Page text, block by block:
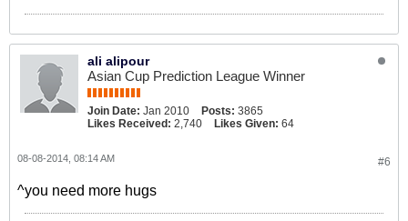
ali alipour
Asian Cup Prediction League Winner
Join Date: Jan 2010 Posts: 3865
Likes Received: 2,740 Likes Given: 64
#6
08-08-2014, 08:14 AM
^you need more hugs